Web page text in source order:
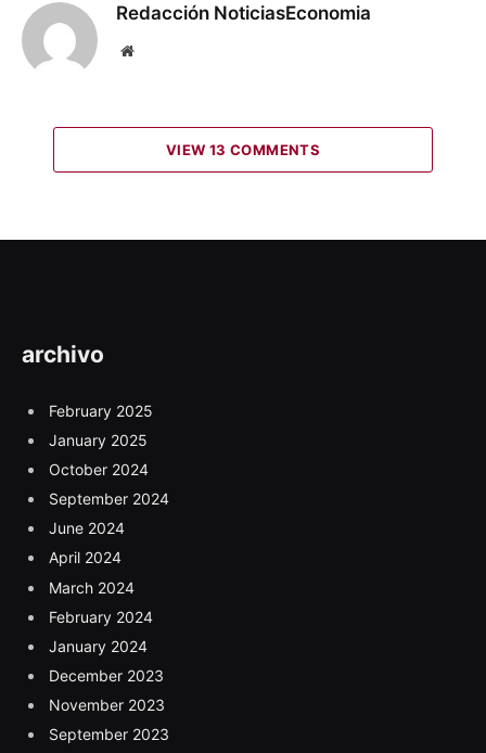
Redacción NoticiasEconomia
Website
VIEW 13 COMMENTS
archivo
February 2025
January 2025
October 2024
September 2024
June 2024
April 2024
March 2024
February 2024
January 2024
December 2023
November 2023
September 2023